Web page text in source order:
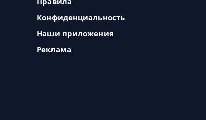
Конфиденциальность
Наши приложения
Реклама